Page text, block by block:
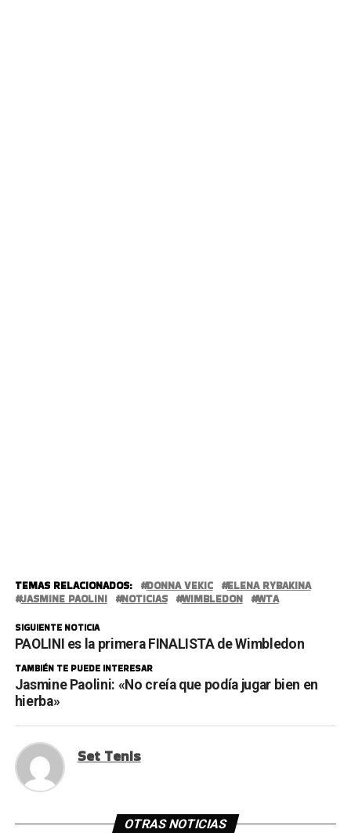
TEMAS RELACIONADOS: DONNA VEKIC
ELENA RYBAKINA
JASMINE PAOLINI
NOTICIAS WIMBLEDON WTA
SIGUIENTE NOTICIA
PAOLINI es la primera FINALISTA de Wimbledon
TAMBIÉN TE PUEDE INTERESAR
Jasmine Paolini: «No creía que podía jugar bien en
hierba»
Set Tenis
OTRAS NOTICIAS